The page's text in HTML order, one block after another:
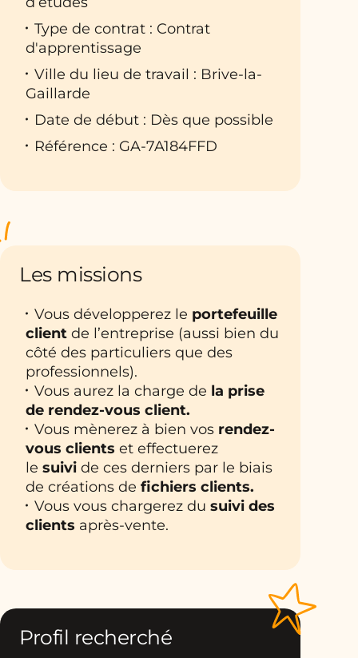
Type de contrat : Contrat
d'apprentissage
Ville du lieu de travail : Brive-la-
Gaillarde
Date de début : Dès que possible
Référence : GA-7A184FFD
Les missions
Vous développerez le portefeuille
client de l’entreprise (aussi bien du
côté des particuliers que des
professionnels).
Vous aurez la charge de la prise
de rendez-vous client.
Vous mènerez à bien vos rendez-
vous clients et effectuerez
le suivi de ces derniers par le biais
de créations de fichiers clients.
Vous vous chargerez du suivi des
clients après-vente.
Profil recherché